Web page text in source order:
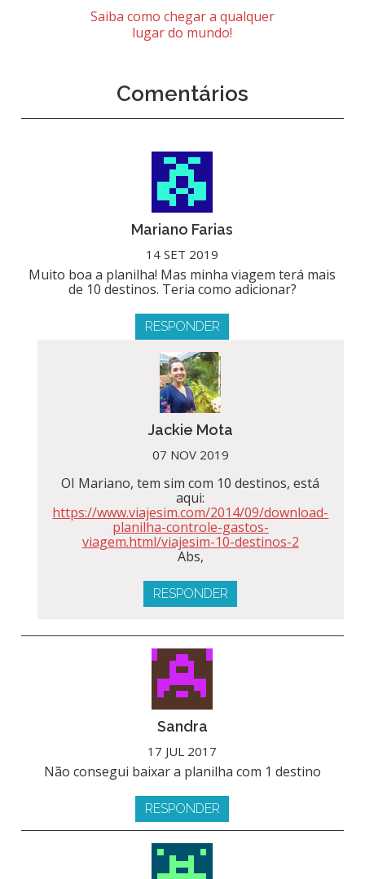
Saiba como chegar a qualquer
lugar do mundo!
Comentários
Mariano Farias
14 SET 2019
Muito boa a planilha! Mas minha viagem terá mais
de 10 destinos. Teria como adicionar?
RESPONDER
Jackie Mota
07 NOV 2019
OI Mariano, tem sim com 10 destinos, está
aqui:
https://www.viajesim.com/2014/09/download-
planilha-controle-gastos-
viagem.html/viajesim-10-destinos-2
Abs,
RESPONDER
Sandra
17 JUL 2017
Não consegui baixar a planilha com 1 destino
RESPONDER